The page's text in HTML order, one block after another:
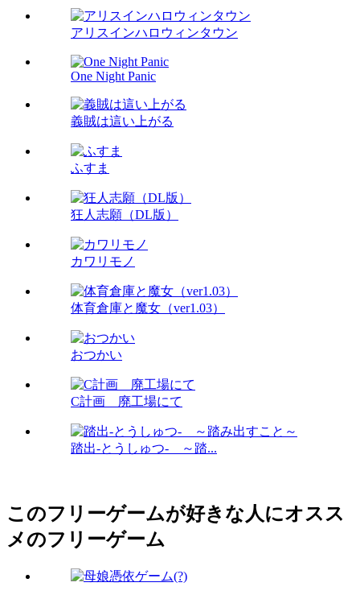
アリスインハロウィンタウン
One Night Panic
義賊は這い上がる
ふすま
狂人志願（DL版）
カワリモノ
体育倉庫と魔女（ver1.03）
おつかい
C計画 廃工場にて
踏出-とうしゅつ- ～踏...
このフリーゲームが好きな人にオスス
メのフリーゲーム